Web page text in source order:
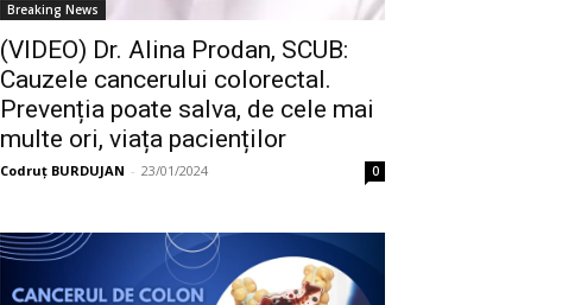
Breaking News
(VIDEO) Dr. Alina Prodan, SCUB:
Cauzele cancerului colorectal.
Prevenția poate salva, de cele mai
multe ori, viața pacienților
Codruț BURDUJAN - 23/01/2024 0